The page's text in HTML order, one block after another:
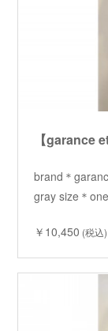
brand＊
gray size＊
￥10,450 (税込)